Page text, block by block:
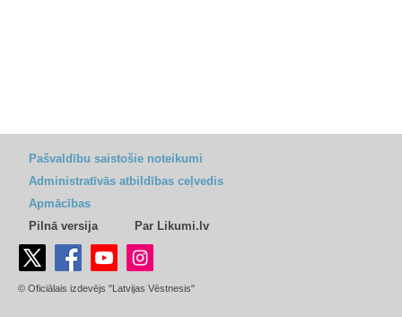
Pašvaldību saistošie noteikumi
Administratīvās atbildības ceļvedis
Apmācības
Pilnā versija
Par Likumi.lv
© Oficiālais izdevējs "Latvijas Vēstnesis"